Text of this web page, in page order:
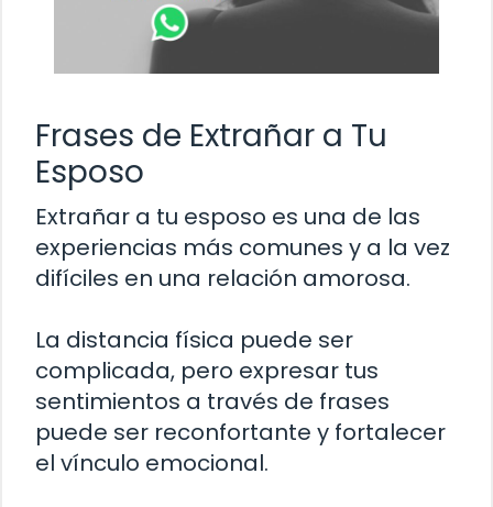
Frases de Extrañar a Tu
Esposo
Extrañar a tu esposo es una de las
experiencias más comunes y a la vez
difíciles en una relación amorosa.
La distancia física puede ser
complicada, pero expresar tus
sentimientos a través de frases
puede ser reconfortante y fortalecer
el vínculo emocional.